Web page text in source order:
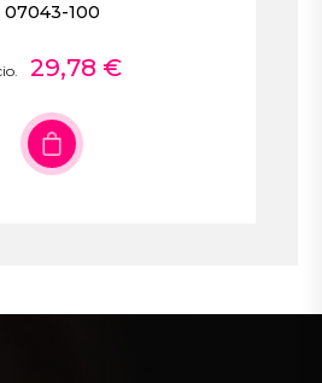
07043-100
29,78 €